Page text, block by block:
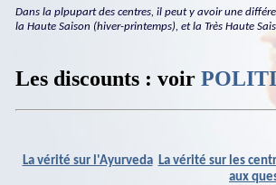
Dans la plpupart des centres, il peut y avoir une
la Haute Saison (hiver-printemps), et la Très Haute
Les discounts : voir
La vérité sur l'Ayurveda La vérité sur les
aux